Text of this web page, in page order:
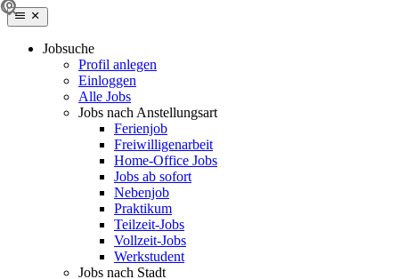
Jobsuche
Profil anlegen
Einloggen
Alle Jobs
Jobs nach Anstellungsart
Ferienjob
Freiwilligenarbeit
Home-Office Jobs
Jobs ab sofort
Nebenjob
Praktikum
Teilzeit-Jobs
Vollzeit-Jobs
Werkstudent
Jobs nach Stadt